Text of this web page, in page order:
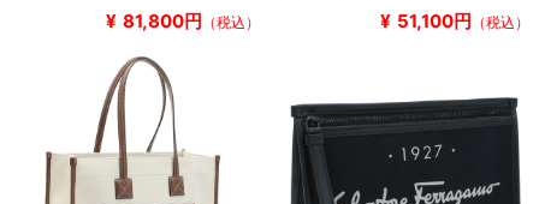
¥ 81,800円 （税込） ¥ 51,100円 （税込）